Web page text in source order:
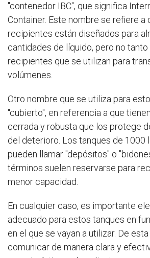
"contenedor IBC", que significa
Container. Este nombre se refiere a
recipientes están diseñados para
cantidades de líquido, pero no
recipientes que se utilizan para
volúmenes.
Otro nombre que se utiliza para
"cubierto", en referencia a que
cerrada y robusta que los protege
del deterioro. Los tanques de 1000
pueden llamar "depósitos" o
términos suelen reservarse para
menor capacidad.
En cualquier caso, es importante
adecuado para estos tanques en
en el que se vayan a utilizar. De
comunicar de manera clara y